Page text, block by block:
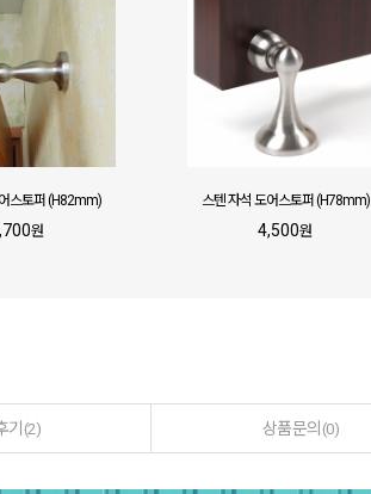
스토퍼 (H82mm)
원
스텐 자석 도어스토퍼 (H78mm)
4,500원
기 (2) 상품문의 (0)